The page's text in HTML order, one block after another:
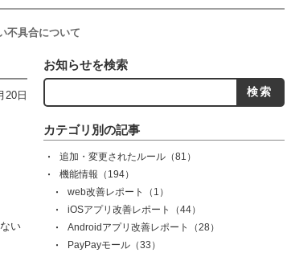
不具合について
20日
い
お知らせを検索
カテゴリ別の記事
追加・変更されたルール （81）
機能情報 （194）
web改善レポート
（1）
iOSアプリ改善レポート
（44）
Androidアプリ改善レポート
（28）
PayPayモール （33）